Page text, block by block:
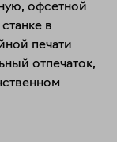
офсетной
в
печати
отпечаток,